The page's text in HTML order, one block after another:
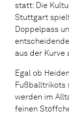
statt: Die
Stuttgart
Doppelpass
aus der Kurve
Egal ob
Fußballtrikots
werden im
feinen